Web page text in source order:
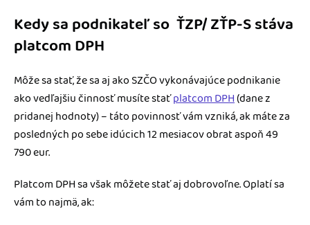
Kedy sa podnikateľ so ŤZP/ ZŤP-S stáva
platcom DPH
Môže sa stať, že sa aj ako SZČO vykonávajúce podnikanie
ako vedľajšiu činnosť musíte staťplatcom DPH(dane z
pridanej hodnoty) – táto povinnosť vám vzniká, ak máte za
posledných po sebe idúcich 12 mesiacov obrat aspoň 49
790 eur.
Platcom DPH sa však môžete stať aj dobrovoľne. Oplatí sa
vám to najmä, ak: